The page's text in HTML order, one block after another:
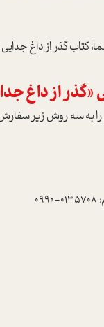
کتاب گذر از داغ
از داغ
را به سه روش زير